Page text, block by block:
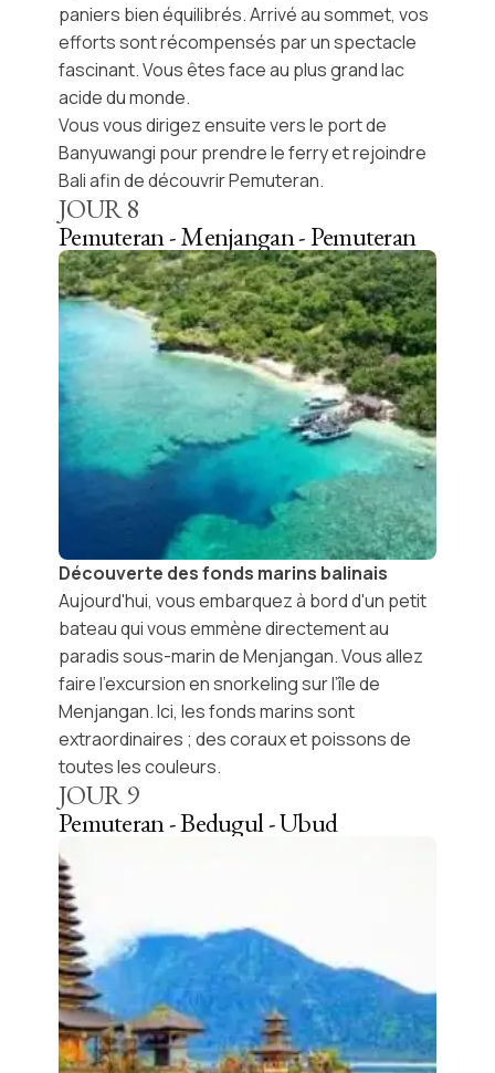
paniers bien équilibrés. Arrivé au sommet, vos
efforts sont récompensés par un spectacle
fascinant. Vous êtes face au plus grand lac
acide du monde.
Vous vous dirigez ensuite vers le port de
Banyuwangi pour prendre le ferry et rejoindre
Bali afin de découvrir Pemuteran.
JOUR8
Pemuteran - Menjangan - Pemuteran
Découverte des fonds marins balinais
Aujourd'hui, vous embarquez à bord d'un petit
bateau qui vous emmène directement au
paradis sous-marin de Menjangan. Vous allez
faire l'excursion en snorkeling sur l’île de
Menjangan. Ici, les fonds marins sont
extraordinaires ; des coraux et poissons de
toutes les couleurs.
JOUR9
Pemuteran - Bedugul - Ubud